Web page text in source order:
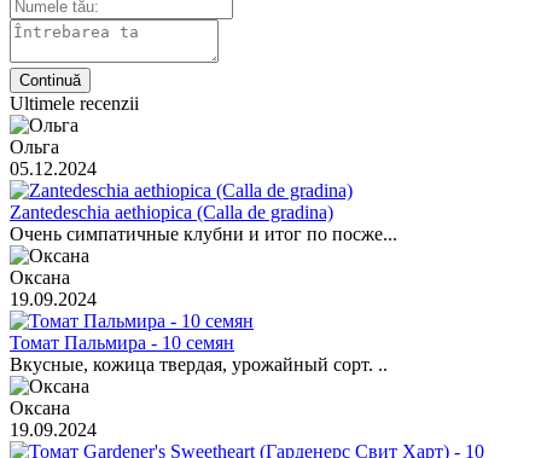
Continuă
Ultimele recenzii
Ольга
05.12.2024
Zantedeschia aethiopica (Calla de gradina)
Очень симпатичные клубни и итог по посже...
Оксана
19.09.2024
Томат Пальмира - 10 семян
Вкусные, кожица твердая, урожайный сорт. ..
Оксана
19.09.2024